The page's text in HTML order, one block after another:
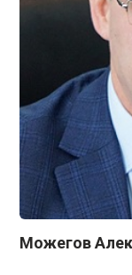
Можегов